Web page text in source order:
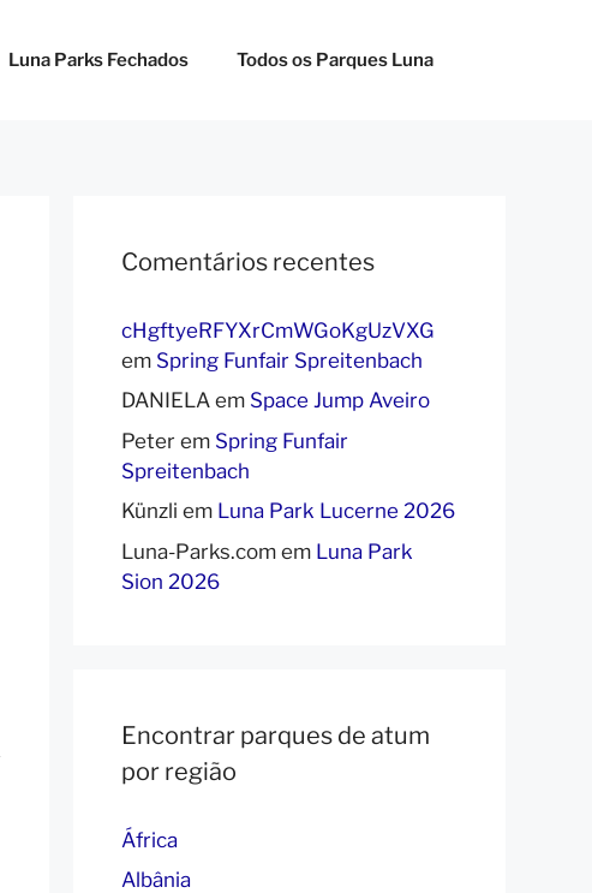
Luna Parks Fechados Todos os Parques Luna
Comentários recentes
cHgftyeRFYXrCmWGoKgUzVXG
em Spring Funfair Spreitenbach
DANIELA em Space Jump Aveiro
Peter em Spring Funfair
Spreitenbach
Künzli em Luna Park Lucerne 2026
Luna-Parks.com em Luna Park
Sion 2026
Encontrar parques de atum
por região
África
Albânia